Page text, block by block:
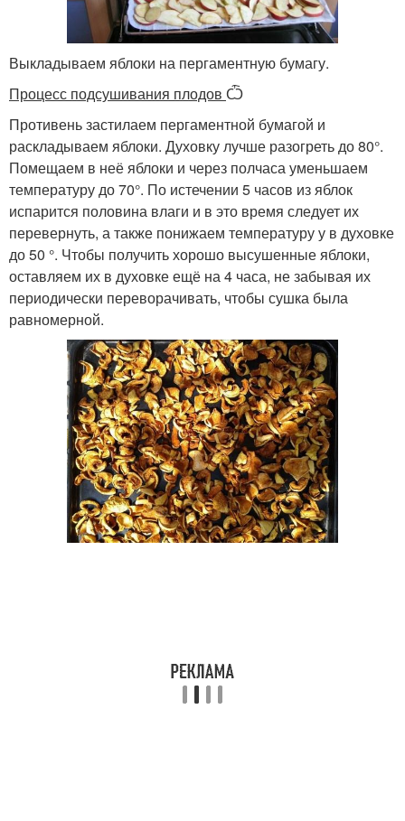
Выкладываем яблоки на пергаментную бумагу.
Процесс подсушивания плодов Ѽ
Противень застилаем пергаментной бумагой и
раскладываем яблоки. Духовку лучше разогреть до 80°.
Помещаем в неё яблоки и через полчаса уменьшаем
температуру до 70°. По истечении 5 часов из яблок
испарится половина влаги и в это время следует их
перевернуть, а также понижаем температуру у в духовке
до 50 °. Чтобы получить хорошо высушенные яблоки,
оставляем их в духовке ещё на 4 часа, не забывая их
периодически переворачивать, чтобы сушка была
равномерной.